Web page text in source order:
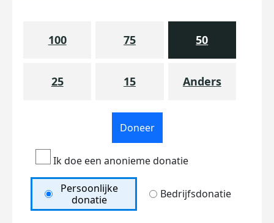
100 75 50
25 15 Anders
Doneer
Ik doe een anonieme donatie
Persoonlijke
donatie
Bedrijfsdonatie